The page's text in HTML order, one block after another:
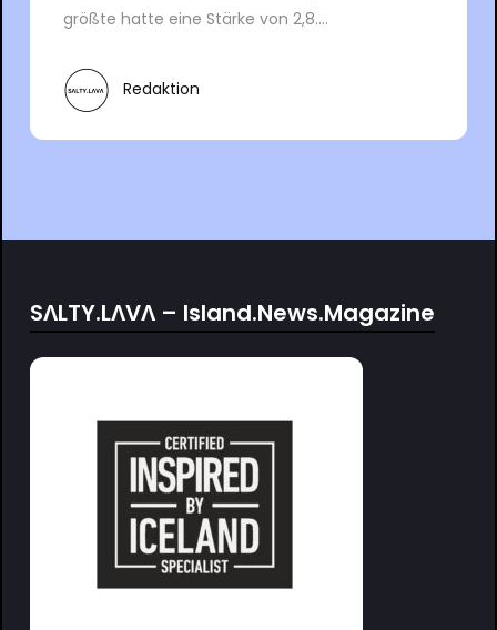
größte hatte eine Stärke von 2,8....
Redaktion
SΛLTY.LΛVΛ – Island.News.Magazine